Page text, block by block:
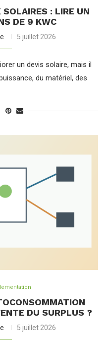
: LIRE UN
DE 9 KWC
5 juillet 2026
un devis solaire, mais il
du matériel, des
DU SURPLUS ?
5 juillet 2026